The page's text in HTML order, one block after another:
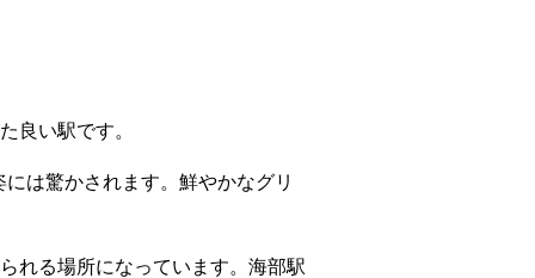
良い駅です。
は驚かされます。鮮やかなグリ
れる場所になっています。海部駅